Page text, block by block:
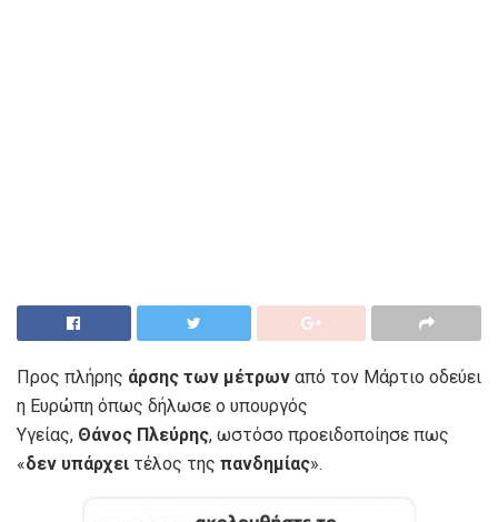
Προς πλήρης άρσης των μέτρων από τον Μάρτιο οδεύει
η Ευρώπη όπως δήλωσε ο υπουργός
Υγείας, Θάνος Πλεύρης, ωστόσο προειδοποίησε πως
«δεν υπάρχει τέλος της πανδημίας».